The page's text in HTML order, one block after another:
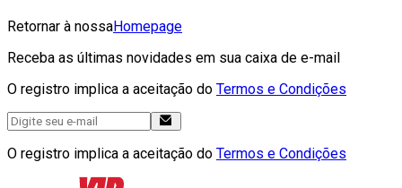
Retornar à nossaHomepage
Receba as últimas novidades em sua caixa de e-mail
O registro implica a aceitação do Termos e Condições
O registro implica a aceitação do Termos e Condições